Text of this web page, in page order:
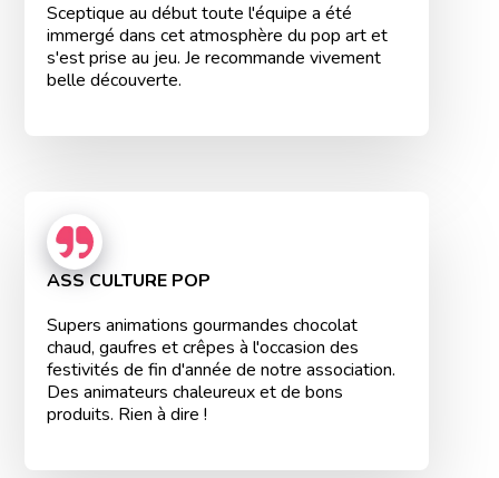
Sceptique au début toute l'équipe a été
immergé dans cet atmosphère du pop art et
s'est prise au jeu. Je recommande vivement
belle découverte.
ASS CULTURE POP
Supers animations gourmandes chocolat
chaud, gaufres et crêpes à l'occasion des
festivités de fin d'année de notre association.
Des animateurs chaleureux et de bons
produits. Rien à dire !